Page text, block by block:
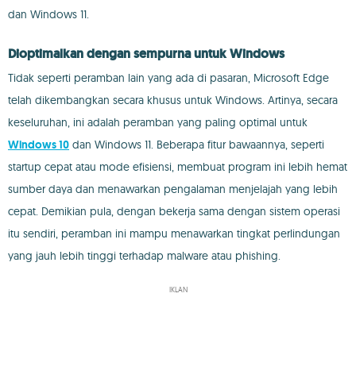
dan Windows 11.
Dioptimalkan dengan sempurna untuk Windows
Tidak seperti peramban lain yang ada di pasaran, Microsoft Edge
telah dikembangkan secara khusus untuk Windows. Artinya, secara
keseluruhan, ini adalah peramban yang paling optimal untuk
Windows 10 dan Windows 11. Beberapa fitur bawaannya, seperti
startup cepat atau mode efisiensi, membuat program ini lebih hemat
sumber daya dan menawarkan pengalaman menjelajah yang lebih
cepat. Demikian pula, dengan bekerja sama dengan sistem operasi
itu sendiri, peramban ini mampu menawarkan tingkat perlindungan
yang jauh lebih tinggi terhadap malware atau phishing.
IKLAN